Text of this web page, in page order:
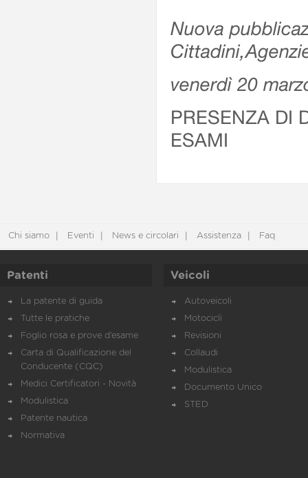
Nuova
venerdì 20
PRESENZA DI
ESAMI
Chi siamo Eventi News e circolari Assistenza Faq
Patenti
La patente di guida
Tutte le pratiche
Foglio rosa e prove d’esame
Carta di Qualificazione del
Conducente (CQC)
Medici Certificatori - Novità
Modulistica
Patente nautica
Normativa
Veicoli
Autoveicoli
Motocicli
Revisioni
Collaudi
Modulistica
Documento Unico
STED